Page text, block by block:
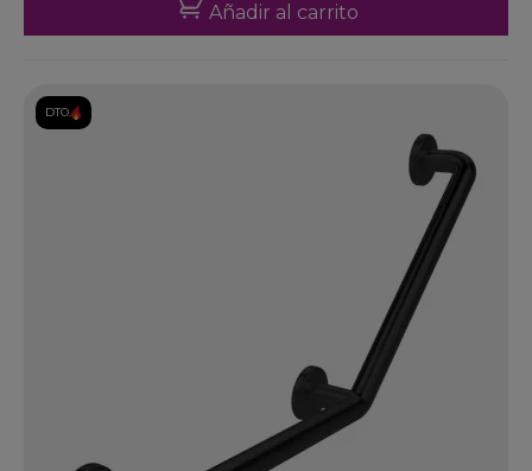
Añadir al carrito
DTO.